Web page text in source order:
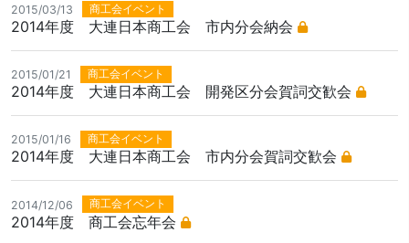
2015/03/13 商工会イベント
2014年度 大連日本商工会 市内分会納会
2015/01/21 商工会イベント
2014年度 大連日本商工会 開発区分会賀詞交歓会
2015/01/16 商工会イベント
2014年度 大連日本商工会 市内分会賀詞交歓会
2014/12/06 商工会イベント
2014年度 商工会忘年会